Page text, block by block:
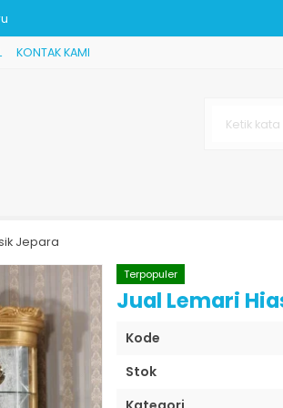
duco
JK-584
KONTAK KAMI
Jepara
Terpopuler
Jual Lemari
Kode
Stok